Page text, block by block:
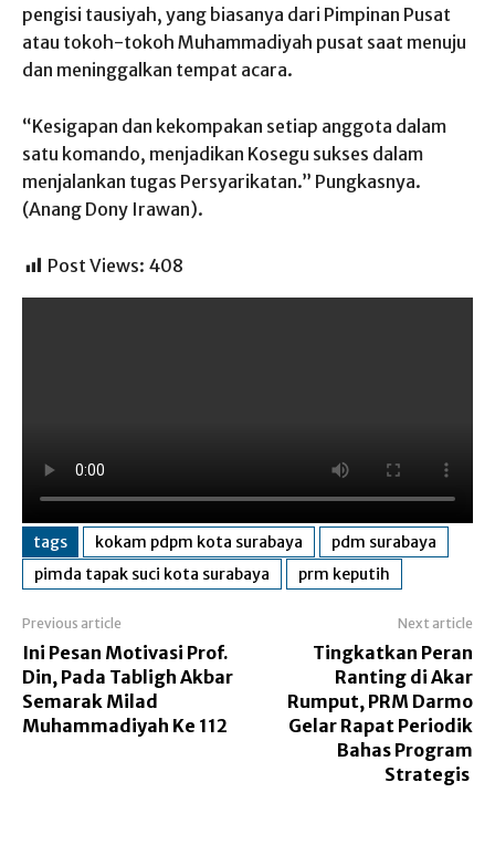
pengisi tausiyah, yang biasanya dari Pimpinan Pusat
atau tokoh-tokoh Muhammadiyah pusat saat menuju
dan meninggalkan tempat acara.
“Kesigapan dan kekompakan setiap anggota dalam
satu komando, menjadikan Kosegu sukses dalam
menjalankan tugas Persyarikatan.” Pungkasnya.
(Anang Dony Irawan).
Post Views: 408
tags kokam pdpm kota surabaya
pdm surabaya
pimda tapak suci kota surabaya
prm keputih
Previous article
Ini Pesan Motivasi Prof.
Din, Pada Tabligh Akbar
Semarak Milad
Muhammadiyah Ke 112
Next article
Tingkatkan Peran
Ranting di Akar
Rumput, PRM Darmo
Gelar Rapat Periodik
Bahas Program
Strategis